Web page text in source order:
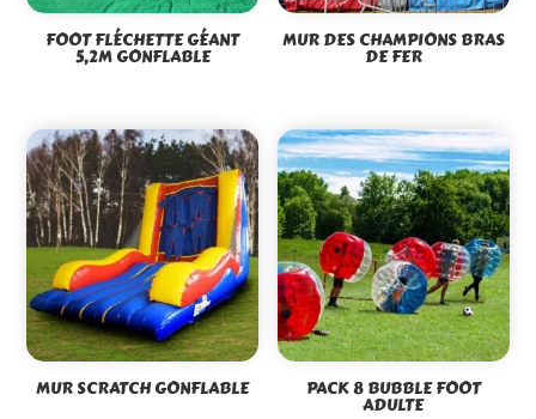
FOOT FLÉCHETTE GÉANT
5,2M GONFLABLE
MUR DES CHAMPIONS BRAS
DE FER
MUR SCRATCH GONFLABLE PACK 8 BUBBLE FOOT
ADULTE